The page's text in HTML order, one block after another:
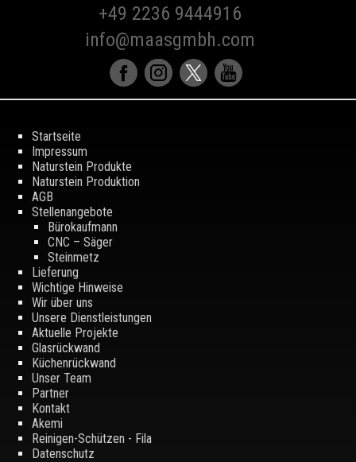
+49 2236 9444916
info@maasgmbh.com
Startseite
Impressum
Naturstein Produkte
Naturstein Produktion
AGB
Stellenangebote
Bürokaufmann
CNC – Säger
Steinmetz
Lieferung
Wichtige Hinweise
Wir über uns
Unsere Dienstleistungen
Aktuelle Projekte
Glasrückwand
Küchenrückwand
Unser Team
Partner
Kontakt
Akemi
Reinigen-Schützen - Fila
Datenschutz